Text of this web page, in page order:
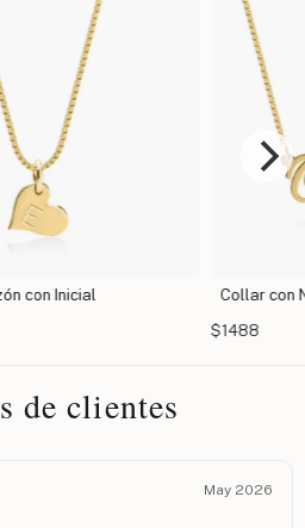
Collar con
$1488
con Inicial
de clientes
May 2026